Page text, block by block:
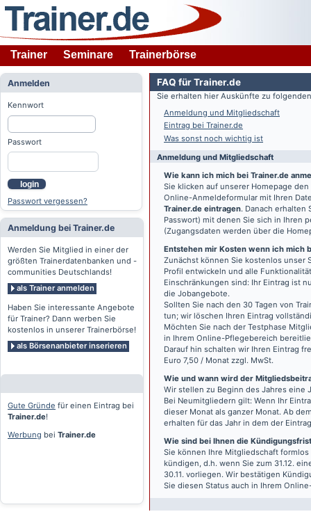
Trainer Seminare Trainerbörse
Anmelden
Kennwort
Passwort
login
Passwort vergessen?
Anmeldung bei Trainer.de
Werden Sie Mitglied in einer der
größten Trainerdatenbanken und -
communities Deutschlands!
als Trainer anmelden
Haben Sie interessante Angebote
für Trainer? Dann werben Sie
kostenlos in unserer Trainerbörse!
als Börsenanbieter inserieren
Gute Gründe für einen Eintrag bei
Trainer.de!
Werbung bei Trainer.de
FAQ für Trainer.de
Sie erhalten hier Auskünfte zu
Anmeldung und Mitgliedschaft
Eintrag bei Trainer.de
Was sonst noch wichtig ist
Anmeldung und Mitgliedschaft
Wie kann ich mich bei Trainer.de
Sie klicken auf unserer Homepage
Online-Anmeldeformular mit Ihren
Trainer.de eintragen. Danach erhalten
Passwort) mit denen Sie sich in Ihren
(Zugangsdaten werden über die
Entstehen mir Kosten wenn ich mich
Zunächst können Sie kostenlos unser
Profil entwickeln und alle
Einschränkungen sind: Ihr Eintrag ist
die Jobangebote.
Sollten Sie nach den 30 Tagen von
tun; wir löschen Ihren Eintrag
Möchten Sie nach der Testphase
in Ihrem Online-Pflegebereich
Darauf hin schalten wir Ihren Eintrag
Euro 7,50 / Monat zzgl. MwSt.
Wie und wann wird der
Wir stellen zu Beginn des Jahres eine
Bei Neumitgliedern gilt: Wenn Ihr
dieser Monat als ganzer Monat. Ab
erhalten für das Jahr in dem der
Wie sind bei Ihnen die
Sie können Ihre Mitgliedschaft
kündigen, d.h. wenn Sie zum 31.12.
30.11. vorliegen. Wir bestätigen
Sie diesen Status auch in Ihrem